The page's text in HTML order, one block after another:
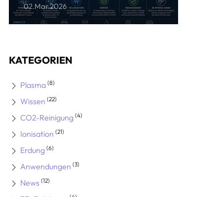
02.Mar.2026
KATEGORIEN
Plasma (8)
Wissen (22)
CO2-Reinigung (4)
Ionisation (21)
Erdung (6)
Anwendungen (3)
News (12)